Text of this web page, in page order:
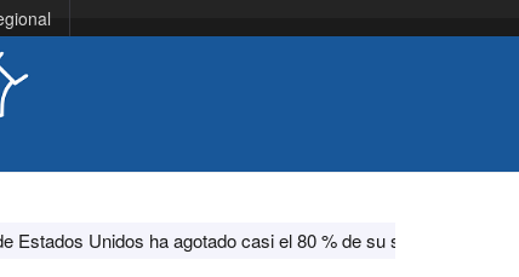
agotado casi el 80 % de su sistema antimisiles, según CNN